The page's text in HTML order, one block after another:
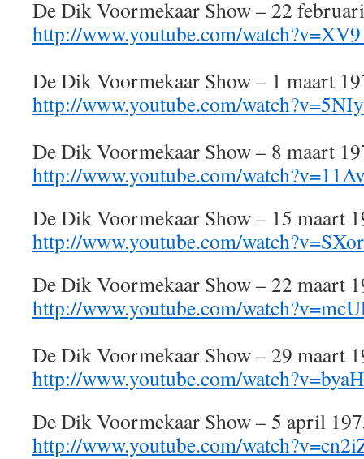
De Dik Voormekaar Show – 22
http://www.youtube.com/
De Dik Voormekaar Show – 1 maart
http://www.youtube.com/
De Dik Voormekaar Show – 8 maart
http://www.youtube.com/
De Dik Voormekaar Show – 15 maart
http://www.youtube.com/
De Dik Voormekaar Show – 22 maart
http://www.youtube.com/
De Dik Voormekaar Show – 29 maart
http://www.youtube.com/
De Dik Voormekaar Show – 5 april
http://www.youtube.com/